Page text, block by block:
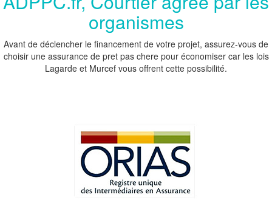
organismes
Avant de déclencher le financement de votre projet, assurez-vous de
choisir une assurance de pret pas chere pour économiser car les lois
Lagarde et Murcef vous offrent cette possibilité.